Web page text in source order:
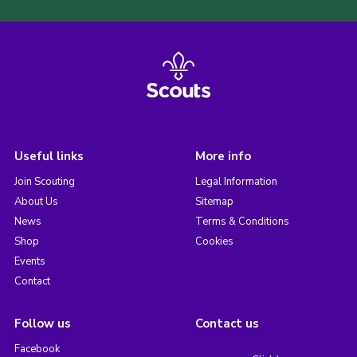
Useful links
Join Scouting
About Us
News
Shop
Events
Contact
More info
Legal Information
Sitemap
Terms & Conditions
Cookies
Follow us
Facebook
Contact us